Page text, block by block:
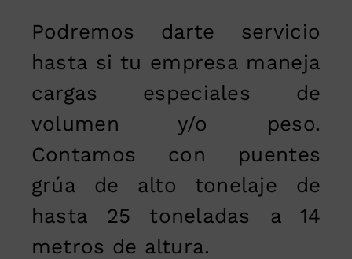
Podremos darte servicio
hasta si tu empresa maneja
cargas especiales de
volumen y/o peso.
Contamos con puentes
grúa de alto tonelaje de
hasta 25 toneladas a 14
metros de altura.